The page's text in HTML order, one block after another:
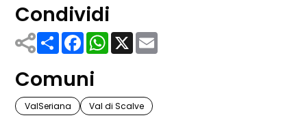
Condividi
ShareFacebook
WhatsApp
X
Comuni
ValSeriana Val di Scalve